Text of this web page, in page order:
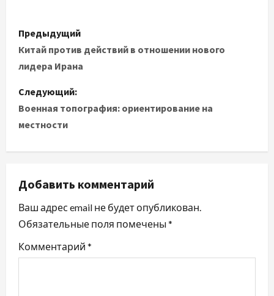
Н
а
и
г
а
ц
и
я
п
Предыдущий
Китай против действий в отношении нового
лидера Ирана
Следующий:
Военная топография: ориентирование на
местности
Добавить комментарий
Ваш адрес email не будет опубликован.
Обязательные поля помечены *
Комментарий *